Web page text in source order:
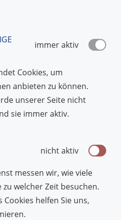
immer aktiv
Cookies, um
anbieten zu können.
unserer Seite nicht
sie immer aktiv.
nicht aktiv
messen wir, wie viele
welcher Zeit besuchen.
helfen Sie uns,